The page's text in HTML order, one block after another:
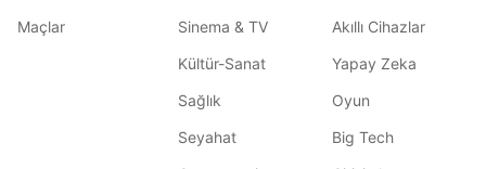
Maçlar
Sinema & TV
Kültür-Sanat
Sağlık
Seyahat
Akıllı Cihazlar
Yapay Zeka
Oyun
Big Tech